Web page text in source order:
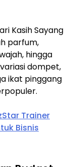
Kasih Sayang
parfum,
hingga
dompet,
ikat pinggang
Trainer
Bisnis